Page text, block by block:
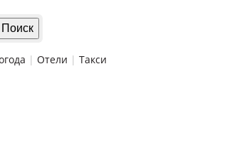
| Отели | Такси